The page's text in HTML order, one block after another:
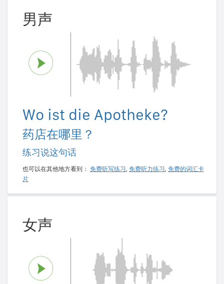
男声
Wo ist die Apotheke?
药店在哪里？
练习说这句话
也可以在其他地方看到： 免费听写练习, 免费听力练习, 免费的词汇卡
片
女声